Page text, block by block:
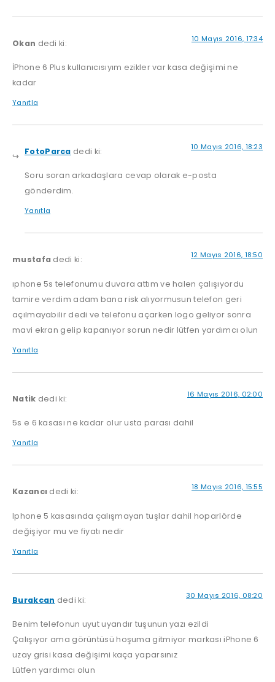
Okan dedi ki: 10 Mayıs 2016, 17:34
İPhone 6 Plus kullanıcısıyım ezikler var kasa değişimi ne
kadar
Yanıtla
FotoParca dedi ki: 10 Mayıs 2016, 18:23
Soru soran arkadaşlara cevap olarak e-posta
gönderdim.
Yanıtla
mustafa dedi ki: 12 Mayıs 2016, 18:50
ıphone 5s telefonumu duvara attım ve halen çalışıyordu
tamire verdim adam bana risk alıyormusun telefon geri
açılmayabilir dedi ve telefonu açarken logo geliyor sonra
mavi ekran gelip kapanıyor sorun nedir lütfen yardımcı olun
Yanıtla
Natik dedi ki: 16 Mayıs 2016, 02:00
5s e 6 kasası ne kadar olur usta parası dahil
Yanıtla
Kazancı dedi ki: 18 Mayıs 2016, 15:55
Iphone 5 kasasında çalışmayan tuşlar dahil hoparlörde
değişiyor mu ve fiyatı nedir
Yanıtla
Burakcan dedi ki: 30 Mayıs 2016, 08:20
Benim telefonun uyut uyandır tuşunun yazı ezildi
Çalışıyor ama görüntüsü hoşuma gitmiyor markası iPhone 6
uzay grisi kasa değişimi kaça yaparsınız
Lütfen yardımcı olun